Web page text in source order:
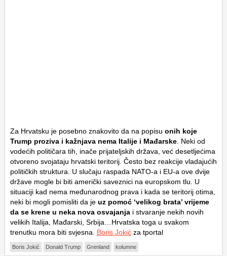
Za Hrvatsku je posebno znakovito da na popisu onih koje
Trump proziva i kažnjava nema Italije i Mađarske . Neki od
vodećih političara tih, inače prijateljskih država, već desetljećima
otvoreno svojataju hrvatski teritorij. Često bez reakcije vladajućih
političkih struktura. U slučaju raspada NATO-a i EU-a ove dvije
države mogle bi biti američki saveznici na europskom tlu. U
situaciji kad nema međunarodnog prava i kada se teritorij otima,
neki bi mogli pomisliti da je uz pomoć ‘velikog brata’ vrijeme
da se krene u neka nova osvajanja i stvaranje nekih novih
velikih Italija, Mađarski, Srbija…Hrvatska toga u svakom
trenutku mora biti svjesna. Boris Jokić za tportal
Boris Jokić Donald Trump Grenland kolumne